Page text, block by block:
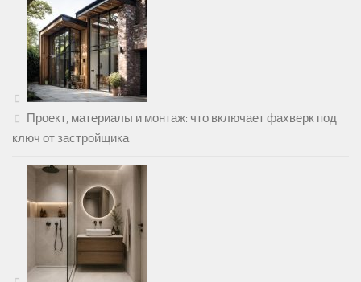
Проект, материалы и монтаж: что включает фахверк под
ключ от застройщика